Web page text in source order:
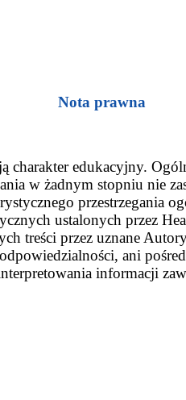
Nota prawna
charakter edukacyjny.
w żadnym stopniu nie
przestrzegania
ustalonych przez
treści przez uznane
ani
informacji